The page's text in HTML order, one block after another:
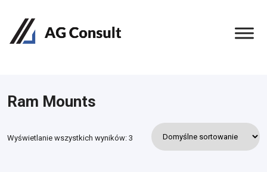
Ram Mounts
Wyświetlanie wszystkich wyników: 3